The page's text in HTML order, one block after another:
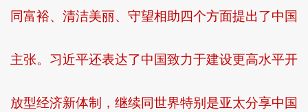
同富裕、清洁美丽、守望相助四个方面提出了中国
主张。习近平还表达了中国致力于建设更高水平开
放型经济新体制，继续同世界特别是亚太分享中国